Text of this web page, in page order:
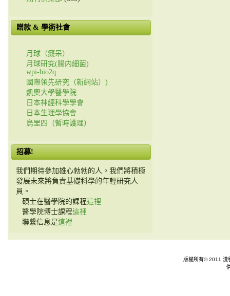
贈款 & 學術社會
月球（癡呆）
月球研究(腸内細菌)
wpi-bio2q
國際領先研究（新網站）)
凱奧大學醫學院
日本神經科學學會
日本生理學協會
烏里四（暫時護理）
招募!
我們期待參加雄心勃勃的人。我們將積極
發展未來將負責基礎科學的年輕研究人
員。
碩士在醫學院的課程這裡
醫學院博士課程這裡
聯繫信息是這裡
版權所有© 2011 淺